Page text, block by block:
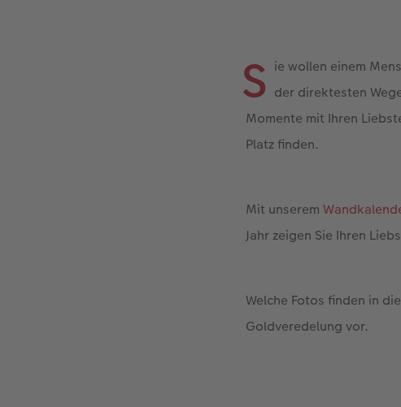
S ie wollen einem
der direktesten
Momente mit Ihren
Platz finden.
Mit unserem
Jahr zeigen Sie Ihren
Welche Fotos finden in
Goldveredelung vor.